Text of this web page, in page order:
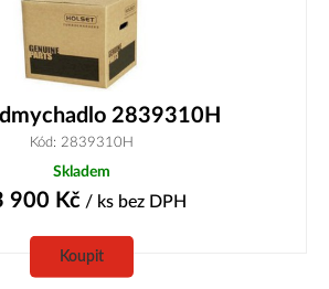
2839310H
Kód: 2839310H
Skladem
900 Kč/ ks bez DPH
Koupit